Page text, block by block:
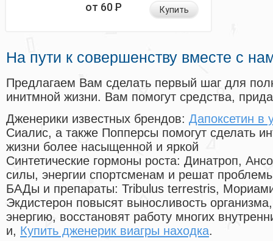
от 60Р Купить
На пути к совершенству вместе с
Предлагаем Вам сделать первый шаг для
инитмной жизни. Вам помогут средства,
Дженерики известных брендов: Дапоксетин в
Сиалис, а также Попперсы помогут сделать
жизни более насыщенной и яркой
Синтетические гормоны роста: Динатроп,
силы, энергии спортсменам и решат
БАДы и препараты: Tribulus terrestris,
Экдистерон повысят выносливость
энергию, восстановят работу многих
и, Купить дженерик виагры находка.